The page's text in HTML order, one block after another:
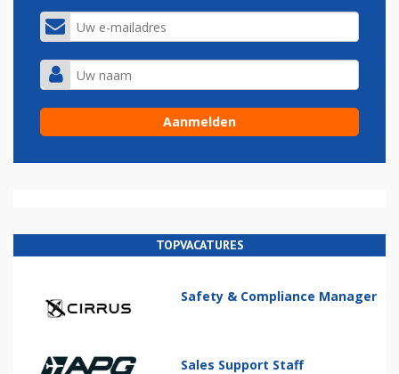
TOPVACATURES
Safety & Compliance Manager
Sales Support Staff